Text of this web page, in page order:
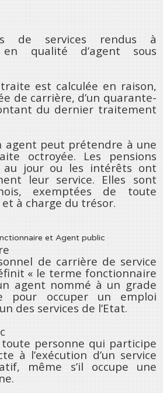
de services rendus à
en qualité d’agent sous
est calculée en raison,
de carrière, d’un quarante-
du dernier traitement
agent peut prétendre à une
octroyée. Les pensions
au jour ou les intérêts ont
leur service. Elles sont
exemptées de toute
à charge du trésor.
et Agent public
de carrière de service
« le terme fonctionnaire
agent nommé à un grade
pour occuper un emploi
des services de l’Etat.
personne qui participe
à l’exécution d’un service
même s’il occupe une